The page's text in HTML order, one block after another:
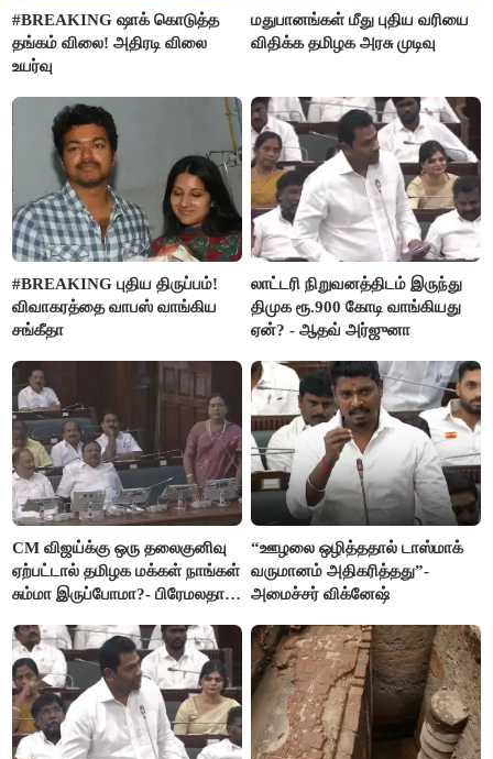
#BREAKING ஷாக் கொடுத்த
தங்கம் விலை! அதிரடி விலை
உயர்வு
மதுபானங்கள் மீது புதிய வரியை
விதிக்க தமிழக அரசு முடிவு
#BREAKING புதிய திருப்பம்!
விவாகரத்தை வாபஸ் வாங்கிய
சங்கீதா
லாட்டரி நிறுவனத்திடம் இருந்து
திமுக ரூ.900 கோடி வாங்கியது
ஏன்? - ஆதவ் அர்ஜுனா
CM விஜய்க்கு ஒரு தலைகுனிவு
ஏற்பட்டால் தமிழக மக்கள் நாங்கள்
சும்மா இருப்போமா?- பிரேமலதா
“ஊழலை ஒழித்ததால் டாஸ்மாக்
வருமானம் அதிகரித்தது”-
அமைச்சர் விக்னேஷ்